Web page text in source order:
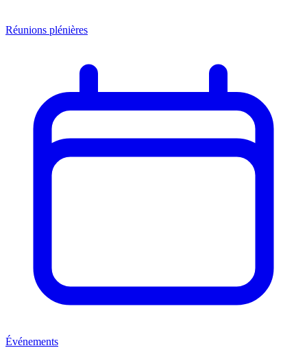
Réunions plénières
Événements